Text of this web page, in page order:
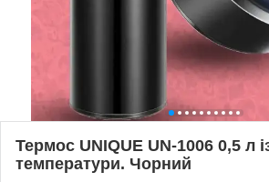
Термос UNIQUE UN-1006 0,5 л
температури. Чорний